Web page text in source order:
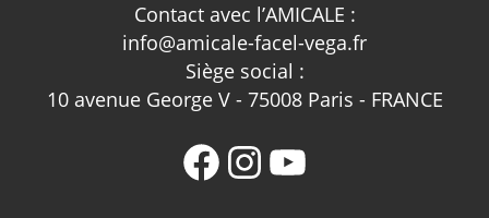
Contact avec l’AMICALE :
info@amicale-facel-vega.fr
Siège social :
10 avenue George V - 75008 Paris - FRANCE